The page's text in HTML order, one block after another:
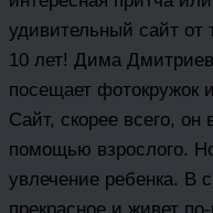
удивительный сайт от
10 лет! Дима
посещает фотокружок
Сайт, скорее всего,
помощью взрослого.
увлечение ребенка. В